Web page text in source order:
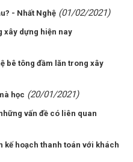
- Nhất Nghệ (01/02/2021)
xây dựng hiện nay
bê tông đầm lăn trong xây
học (20/01/2021)
vấn đề có liên quan
kế hoạch thanh toán với khách